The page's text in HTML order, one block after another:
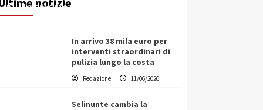
Filippo Cardinale
In arrivo 38 mila euro per
interventi straordinari di
pulizia lungo la costa
Redazione 11/06/2026
Selinunte cambia la